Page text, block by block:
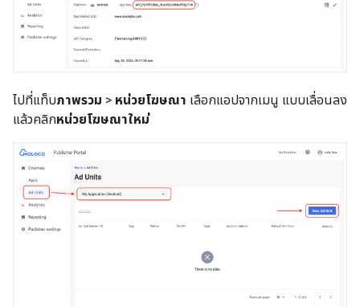
ไปที่แท็บภาพรวม > หน่วยโฆษณา เลือกแอปจากเมนู แบบเลื่อนลง
แล้วคลิกหน่วยโฆษณาใหม่